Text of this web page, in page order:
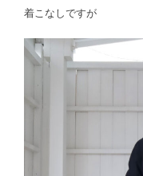
着こなしですが